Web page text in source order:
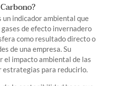
un indicador ambiental que
de efecto invernadero
como resultado directo o
de una empresa. Su
el impacto ambiental de las
estrategias para reducirlo.